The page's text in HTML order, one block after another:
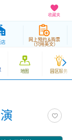
收藏夹
店 网上预约＆购票
（只用英文）
地图 园区服务